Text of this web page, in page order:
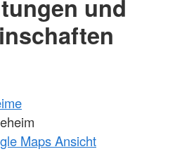
und
Maps Ansicht